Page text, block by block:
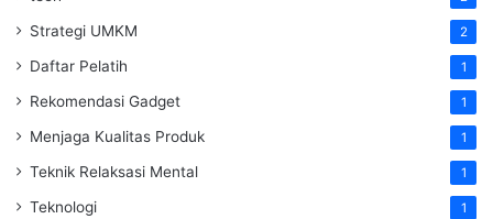
Strategi UMKM 2
Daftar Pelatih 1
Rekomendasi Gadget 1
Menjaga Kualitas Produk 1
Teknik Relaksasi Mental 1
Teknologi 1